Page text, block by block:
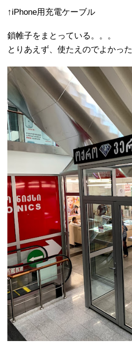
↑iPhone用充電ケーブル
鎖帷子をまとっている。。。
とりあえず、使たえのでよかった